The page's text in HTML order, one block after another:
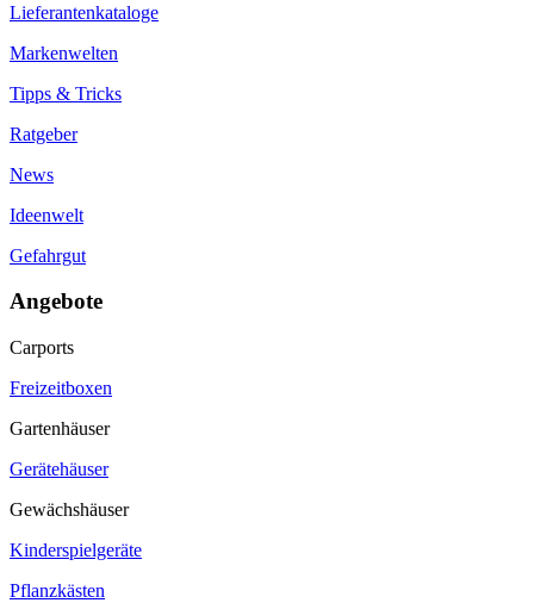
Lieferantenkataloge
Markenwelten
Tipps & Tricks
Ratgeber
News
Ideenwelt
Gefahrgut
Angebote
Carports
Freizeitboxen
Gartenhäuser
Gerätehäuser
Gewächshäuser
Kinderspielgeräte
Pflanzkästen